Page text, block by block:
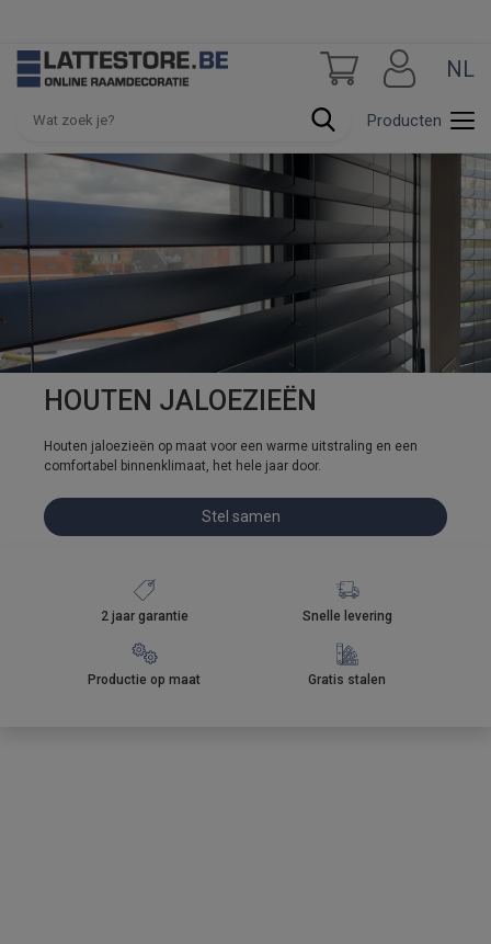
Producten
NL
HOUTEN JALOEZIEËN
Houten jaloezieën op maat voor een warme uitstraling en een
comfortabel binnenklimaat, het hele jaar door.
Stel samen
2 jaar garantie Snelle levering
Productie op maat Gratis stalen